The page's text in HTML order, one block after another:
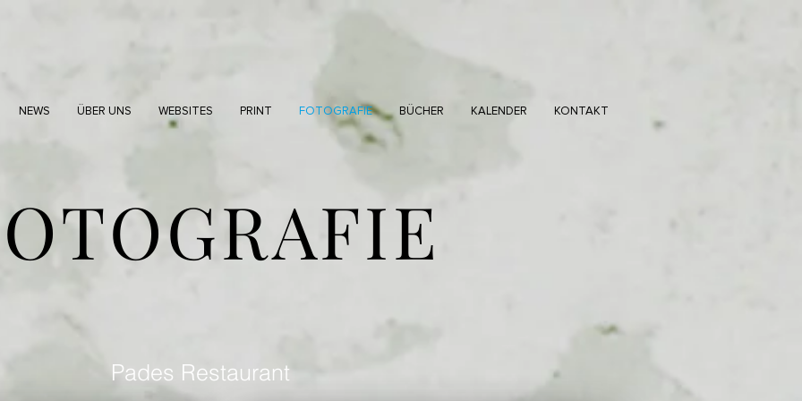
NEWS ÜBER UNS WEBSITES PRINT FOTOGRAFIE BÜCHER KALENDER KONTAKT
Pades Restaurant